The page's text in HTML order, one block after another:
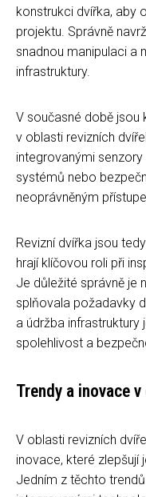
konstrukci dvířka, aby
projektu. Správně
snadnou manipulaci a
infrastruktury.
V současné době jsou
v oblasti revizních
integrovanými
systémů nebo
neoprávněným
Revizní dvířka jsou
hrají klíčovou roli při
Je důležité správně je
splňovala požadavky
a údržba
spolehlivost a
Trendy a inovace
V oblasti revizních
inovace, které zlepšují
Jedním z těchto